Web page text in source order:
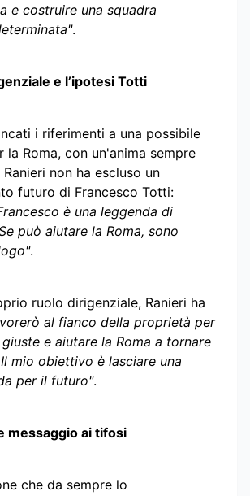
e costruire una squadra
.
e l’ipotesi Totti
i riferimenti a una possibile
la Roma, con un'anima sempre
non ha escluso un
futuro di Francesco Totti:
è una leggenda di
può aiutare la Roma, sono
.
ruolo dirigenziale, Ranieri ha
al fianco della proprietà per
e aiutare la Roma a tornare
mio obiettivo è lasciare una
per il futuro".
messaggio ai tifosi
che da sempre lo